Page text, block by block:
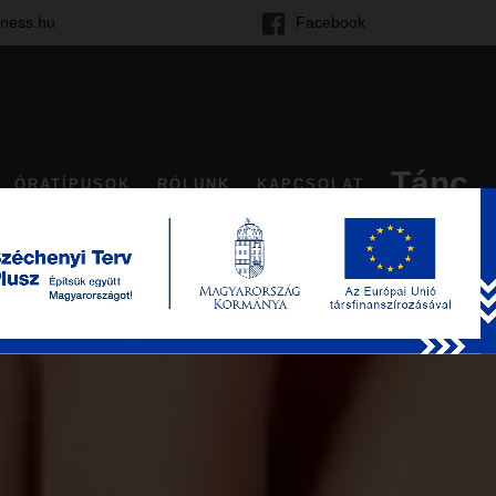
Facebook
ÓRATÍPUSOK RÓLUNK KAPCSOLAT Tánc